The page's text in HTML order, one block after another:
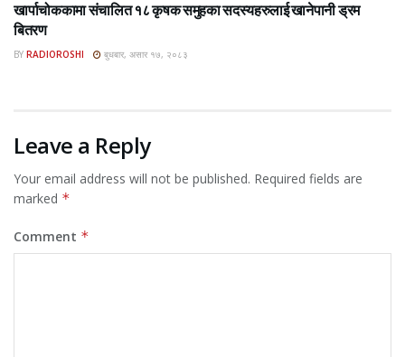
खार्पाचोककामा संचालित १८ कृषक समुहका सदस्यहरुलाई खानेपानी ड्रम
बितरण
BY RADIOROSHI बुधबार, असार १७, २०८३
Leave a Reply
Your email address will not be published. Required fields are
marked *
Comment *